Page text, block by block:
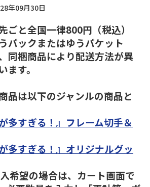
年09月30日
と全国一律800円（税込）
パックまたはゆうパケット
同梱商品により配送方法が異
ます。
品は以下のジャンルの商品と
多すぎる！』フレーム切手＆
多すぎる！』オリジナルグッ
希望の場合は、カート画面で